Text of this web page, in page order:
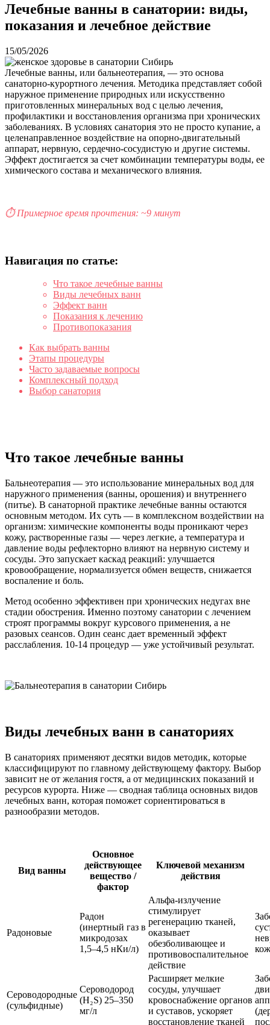
Лечебные ванны в санатории: виды,
показания и лечебное действие
15/05/2026
Лечебные ванны, или бальнеотерапия, — это основа
санаторно-курортного лечения. Методика представляет собой
наружное применение природных или искусственно
приготовленных минеральных вод с целью лечения,
профилактики и восстановления организма при хронических
заболеваниях. В условиях санатория это не просто купание, а
целенаправленное воздействие на опорно-двигательный
аппарат, нервную, сердечно-сосудистую и другие системы.
Эффект достигается за счет комбинации температуры воды, ее
химического состава и механического влияния.
⏱️ Примерное время прочтения: ~9 минут
Навигация по статье:
Что такое лечебные ванны
Виды лечебных ванн
Эффект ванн
Показания к лечению
Противопоказания
Как выбрать ванны
Этапы процедуры
Часто задаваемые вопросы
Комплексный подход
Выбор санатория
Что такое лечебные ванны
Бальнеотерапия — это использование минеральных вод для
наружного применения (ванны, орошения) и внутреннего
(питье). В санаторной практике лечебные ванны остаются
основным методом. Их суть — в комплексном воздействии на
организм: химические компоненты воды проникают через
кожу, растворенные газы — через легкие, а температура и
давление воды рефлекторно влияют на нервную систему и
сосуды. Это запускает каскад реакций: улучшается
кровообращение, нормализуется обмен веществ, снижается
воспаление и боль.
Метод особенно эффективен при хронических недугах вне
стадии обострения. Именно поэтому санатории с лечением
строят программы вокруг курсового применения, а не
разовых сеансов. Один сеанс дает временный эффект
расслабления. 10-14 процедур — уже устойчивый результат.
Виды лечебных ванн в санаториях
В санаториях применяют десятки видов методик, которые
классифицируют по главному действующему фактору. Выбор
зависит не от желания гостя, а от медицинских показаний и
ресурсов курорта. Ниже — сводная таблица основных видов
лечебных ванн, которая поможет сориентироваться в
разнообразии методов.
Вид ванны
Основное
действующее
вещество /
фактор
Ключевой механизм
действия
Радоновые
Радон
(инертный газ в
микродозах
1,5–4,5 нКи/л)
Альфа-излучение
стимулирует
регенерацию тканей,
оказывает
обезболивающее и
противовоспалительное
действие
Сероводородные
(сульфидные)
Сероводород
(H₂S) 25–350
мг/л
Расширяет мелкие
сосуды, улучшает
кровоснабжение органов
и суставов, ускоряет
восстановление тканей